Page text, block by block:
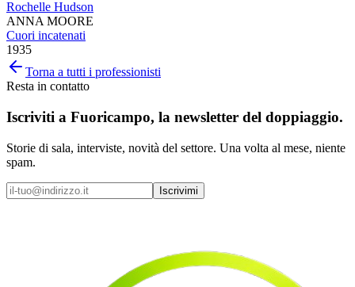
Rochelle Hudson
ANNA MOORE
Cuori incatenati
1935
Torna a tutti i professionisti
Resta in contatto
Iscriviti a Fuoricampo, la newsletter del doppiaggio.
Storie di sala, interviste, novità del settore. Una volta al mese, niente
spam.
Iscrivimi